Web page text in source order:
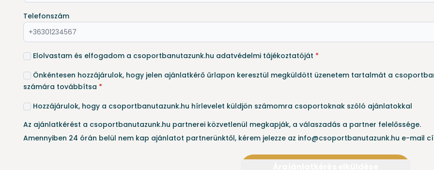
Telefonszám
Elolvastam és elfogadom a csoportbanutazunk.hu adatvédelmi tájékoztatóját *
Önkéntesen hozzájárulok, hogy jelen ajánlatkérő űrlapon keresztül megküldött üzenetem tartalmát a
számára továbbítsa *
Hozzájárulok, hogy a csoportbanutazunk.hu hírlevelet küldjön számomra csoportoknak szóló ajánlatokkal
Az ajánlatkérést a csoportbanutazunk.hu partnerei közvetlenül megkapják, a válaszadás a partner felelőssége.
Amennyiben 24 órán belül nem kap ajánlatot partnerünktől, kérem jelezze az info@csoportbanutazunk.hu e-mail